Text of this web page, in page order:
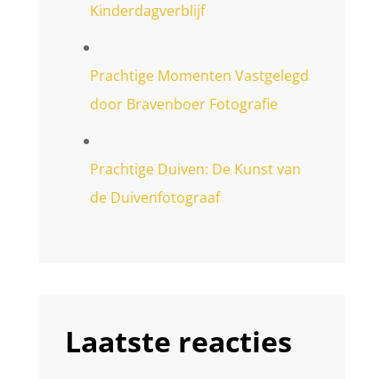
Kinderdagverblijf
Prachtige Momenten Vastgelegd
door Bravenboer Fotografie
Prachtige Duiven: De Kunst van
de Duivenfotograaf
Laatste reacties